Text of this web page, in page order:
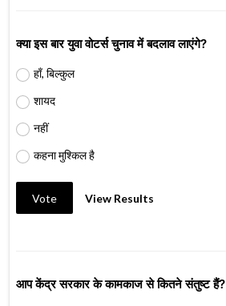
क्या इस बार युवा वोटर्स चुनाव में बदलाव लाएंगे?
हाँ, बिल्कुल
शायद
नहीं
कहना मुश्किल है
Vote View Results
आप केंद्र सरकार के कामकाज से कितने संतुष्ट हैं?